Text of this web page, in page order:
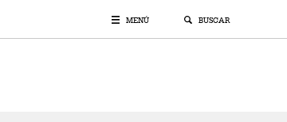
MENÚ BUSCAR